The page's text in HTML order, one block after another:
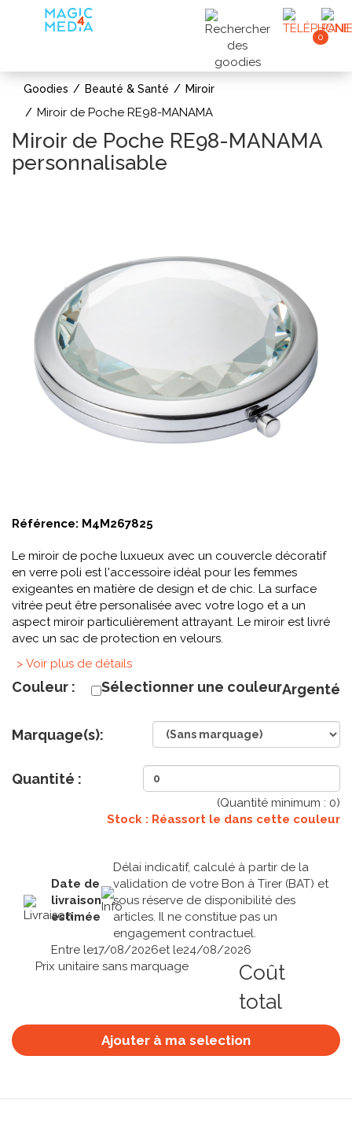
0
Goodies Beauté & Santé Miroir
Miroir de Poche RE98-MANAMA
Miroir de Poche RE98-MANAMA
personnalisable
Référence: M4M267825
Le miroir de poche luxueux avec un couvercle décoratif
en verre poli est l'accessoire idéal pour les femmes
exigeantes en matière de design et de chic. La surface
vitrée peut être personalisée avec votre logo et a un
aspect miroir particulièrement attrayant. Le miroir est livré
avec un sac de protection en velours.
> Voir plus de détails
Couleur : Sélectionner une couleurArgenté
Marquage(s):
Quantité :
(Quantité minimum : 0)
Stock : Réassort le dans cette couleur
Date de
livraison
estimée
Délai indicatif, calculé à partir de la
validation de votre Bon à Tirer (BAT) et
sous réserve de disponibilité des
articles. Il ne constitue pas un
engagement contractuel.
Entre le17/08/2026et le24/08/2026
Prix unitaire sans marquage
Coût
total
Ajouter à ma selection